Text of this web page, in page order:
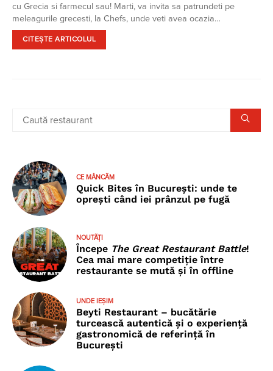
cu Grecia si farmecul sau! Marti, va invita sa patrundeti pe
meleagurile grecesti, la Chefs, unde veti avea ocazia…
CITEȘTE ARTICOLUL
CE MÂNCĂM
Quick Bites în București: unde te
oprești când iei prânzul pe fugă
NOUTĂȚI
Începe The Great Restaurant Battle!
Cea mai mare competiție între
restaurante se mută și în offline
UNDE IEȘIM
Beyti Restaurant – bucătărie
turcească autentică și o experiență
gastronomică de referință în
București